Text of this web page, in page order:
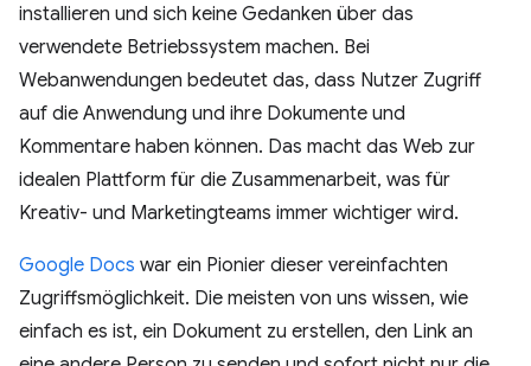
installieren und sich keine Gedanken über das
verwendete Betriebssystem machen. Bei
Webanwendungen bedeutet das, dass Nutzer Zugriff
auf die Anwendung und ihre Dokumente und
Kommentare haben können. Das macht das Web zur
idealen Plattform für die Zusammenarbeit, was für
Kreativ- und Marketingteams immer wichtiger wird.
Google Docs war ein Pionier dieser vereinfachten
Zugriffsmöglichkeit. Die meisten von uns wissen, wie
einfach es ist, ein Dokument zu erstellen, den Link an